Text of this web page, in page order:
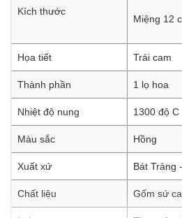
Kích thước
Miệng 12
Họa tiết Trái cam
Thành phần 1 lọ hoa
Nhiệt độ nung 1300 độ C
Màu sắc Hồng
Xuất xứ Bát Tràng
Chất liệu Gốm sứ